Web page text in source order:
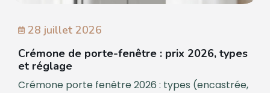
28 juillet 2026
Crémone de porte-fenêtre : prix 2026, types
et réglage
Crémone porte fenêtre 2026 : types (encastrée,